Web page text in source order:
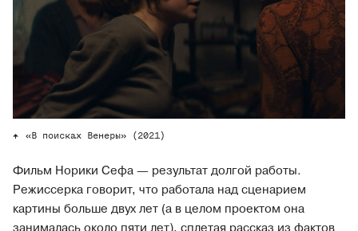
«В поисках Венеры» (2021)
Фильм Норики Сефа — результат долгой работы.
Режиссерка говорит, что работала над сценарием
картины больше двух лет (а в целом проектом она